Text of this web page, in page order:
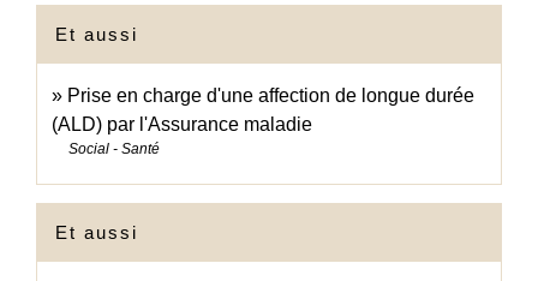
Et aussi
Prise en charge d'une affection de longue durée
(ALD) par l'Assurance maladie
Social - Santé
Et aussi